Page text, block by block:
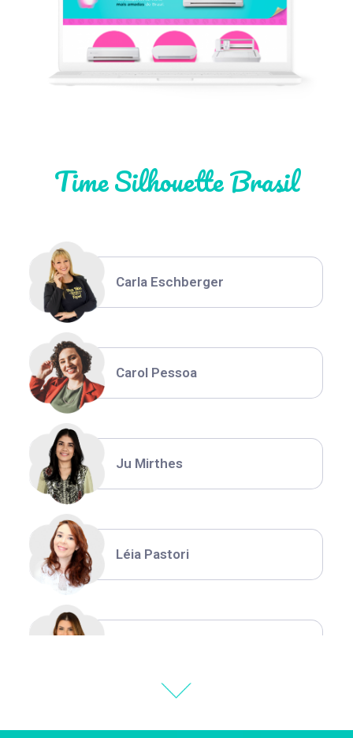
Time Silhouette Brasil
Léia Pastori
Thiara Ney
Carla Eschberger
Carol Pessoa
Ju Mirthes
Léia Pastori